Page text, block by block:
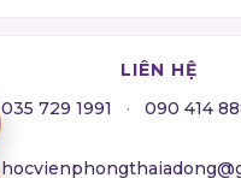
LIÊN HỆ
035 729 1991
· 090 414